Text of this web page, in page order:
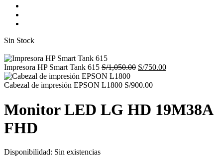
Sin Stock
Impresora HP Smart Tank 615 S/1,050.00 El
original
S/750.00El
Cabezal de impresión EPSON L1800 S/900.00
Monitor LED LG HD 19M38A
FHD
Disponibilidad: Sin existencias